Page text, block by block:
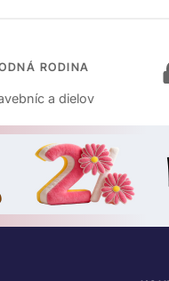
RODINA
a dielov